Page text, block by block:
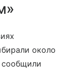
около
сообщили